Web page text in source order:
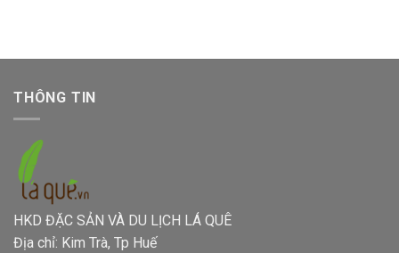
THÔNG TIN
HKD ĐẶC SẢN VÀ DU LỊCH LÁ QUÊ
Địa chỉ: Kim Trà, Tp Huế